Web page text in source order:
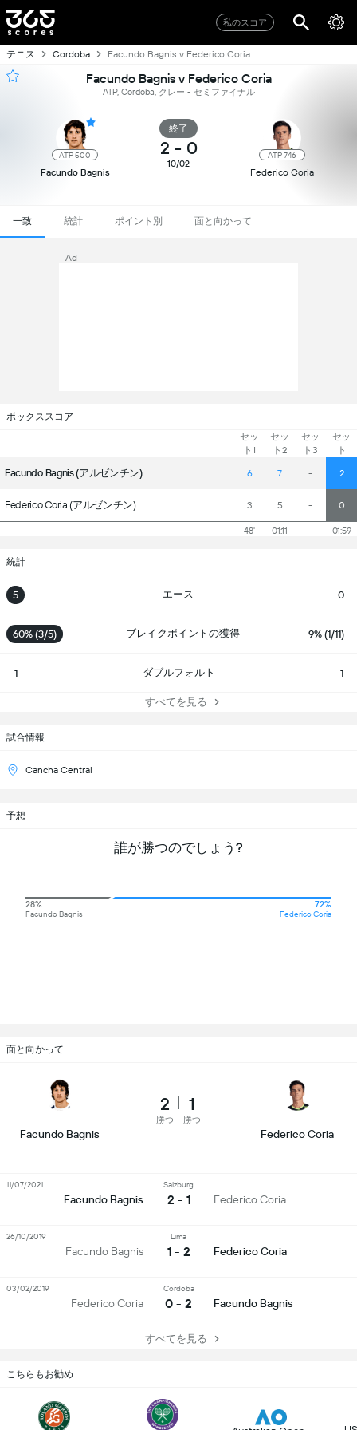
私のスコア
テニス Cordoba Facundo Bagnis v Federico Coria
Facundo Bagnis v Federico Coria
ATP, Cordoba, クレー - セミファイナル
ATP 500
Facundo Bagnis
終了
2 - 0
10/02
ATP 746
Federico Coria
一致 統計 ポイント別 面と向かって
Ad
ボックススコア
セッ
ト1
セッ
ト2
セッ
ト3
セッ
ト
Facundo Bagnis (アルゼンチン) 6 7 - 2
Federico Coria (アルゼンチン) 3 5 - 0
48' 01:11 01:59
統計
5 エース 0
60% (3/5) ブレイクポイントの獲得 9% (1/11)
1 ダブルフォルト 1
すべてを見る
試合情報
Cancha Central
予想
誰が勝つのでしょう?
28%
Facundo Bagnis
72%
Federico Coria
面と向かって
Facundo Bagnis
2
勝つ
1
勝つ
Federico Coria
Facundo Bagnis
Salzburg
2 - 1 Federico Coria
11/07/2021
Facundo Bagnis
Lima
1 - 2 Federico Coria
26/10/2019
Federico Coria
Cordoba
0 - 2 Facundo Bagnis
03/02/2019
すべてを見る
こちらもお勧め